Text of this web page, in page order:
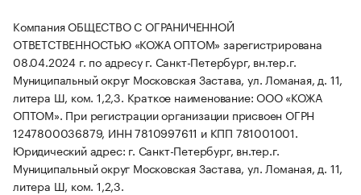
Компания ОБЩЕСТВО С ОГРАНИЧЕННОЙ
ОТВЕТСТВЕННОСТЬЮ «КОЖА ОПТОМ» зарегистрирована
08.04.2024 г. по адресу г. Санкт-Петербург, вн.тер.г.
Муниципальный округ Московская Застава, ул. Ломаная, д. 11,
литера Ш, ком. 1,2,3. Краткое наименование: ООО «КОЖА
ОПТОМ». При регистрации организации присвоен ОГРН
1247800036879, ИНН 7810997611 и КПП 781001001.
Юридический адрес: г. Санкт-Петербург, вн.тер.г.
Муниципальный округ Московская Застава, ул. Ломаная, д. 11,
литера Ш, ком. 1,2,3.